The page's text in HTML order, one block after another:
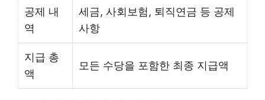
공제 내
역
세금, 사회보험, 퇴직연금 등 공제
사항
지급 총
액
모든 수당을 포함한 최종 지급액